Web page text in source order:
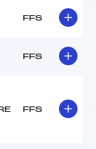
FFS
FFS
FFS